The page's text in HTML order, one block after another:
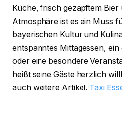
Küche, frisch gezapftem Bier
Atmosphäre ist es ein Muss
bayerischen Kultur und
entspanntes Mittagessen, ein
oder eine besondere
heißt seine Gäste herzlich
auch weitere Artikel. Taxi